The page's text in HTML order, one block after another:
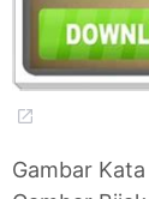
Gambar